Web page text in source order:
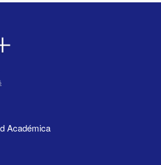
Académica